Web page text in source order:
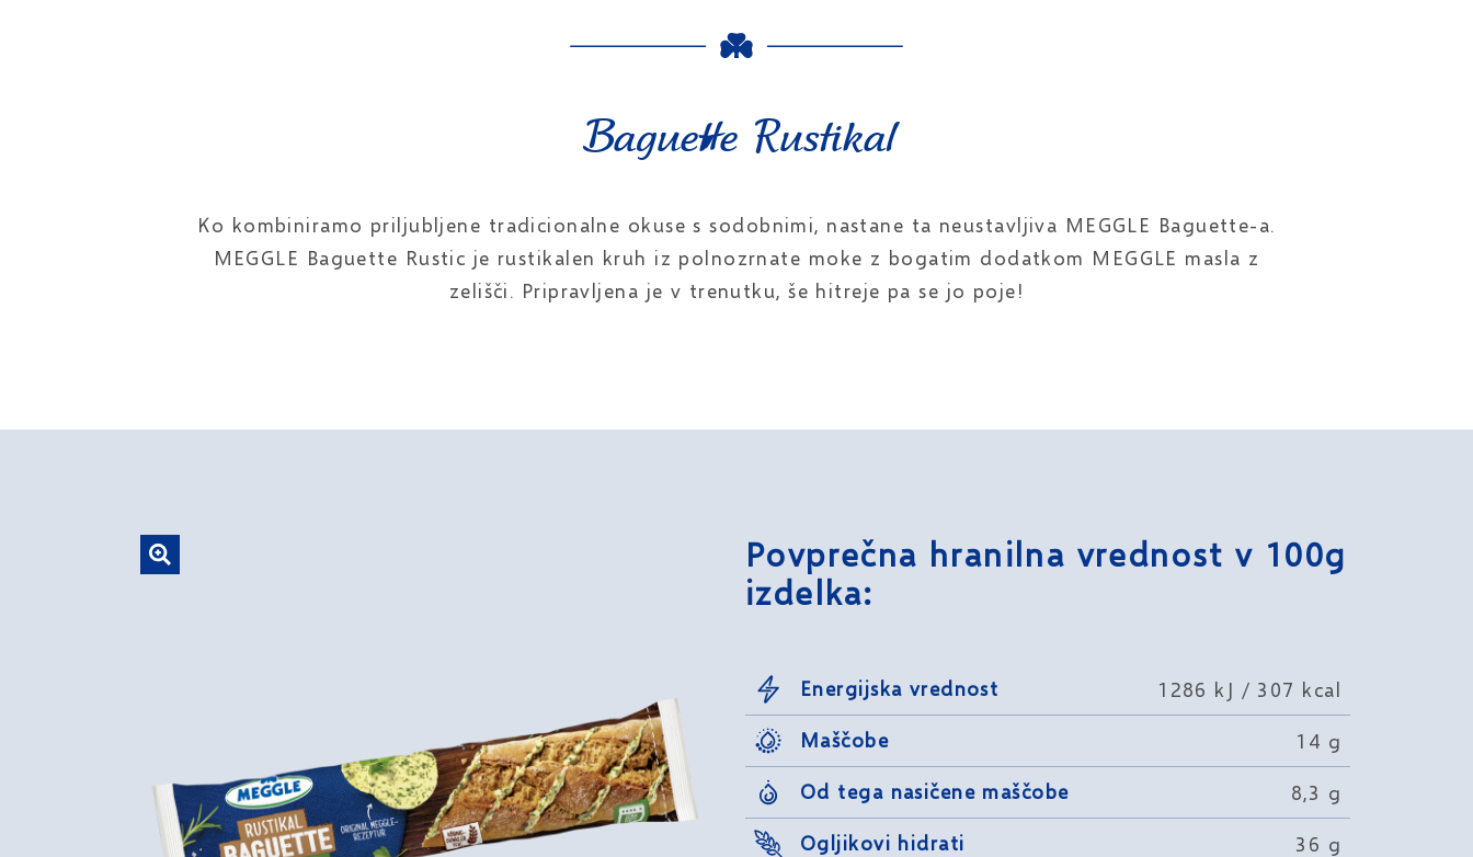
Baguette Rustikal
Ko kombiniramo priljubljene tradicionalne okuse s sodobnimi, nastane ta neustavljiva MEGGLE Baguette-a.
MEGGLE Baguette Rustic je rustikalen kruh iz polnozrnate moke z bogatim dodatkom MEGGLE masla z
zelišči. Pripravljena je v trenutku, še hitreje pa se jo poje!
Povprečna hranilna vrednost v 100g
izdelka:
Energijska vrednost 1286 kJ / 307 kcal
Maščobe 14 g
Od tega nasičene maščobe 8,3 g
Ogljikovi hidrati 36 g